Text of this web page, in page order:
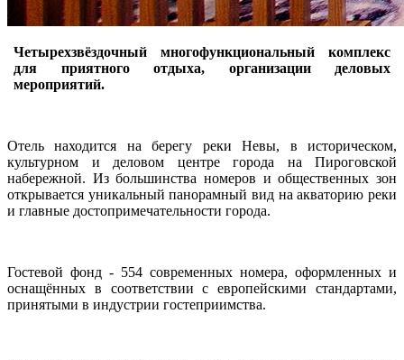
Четырехзвёздочный многофункциональный комплекс
для приятного отдыха, организации деловых
мероприятий.
Отель находится на берегу реки Невы, в историческом,
культурном и деловом центре города на Пироговской
набережной. Из большинства номеров и общественных зон
открывается уникальный панорамный вид на акваторию реки
и главные достопримечательности города.
Гостевой фонд - 554 современных номера, оформленных и
оснащённых в соответствии с европейскими стандартами,
принятыми в индустрии гостеприимства.